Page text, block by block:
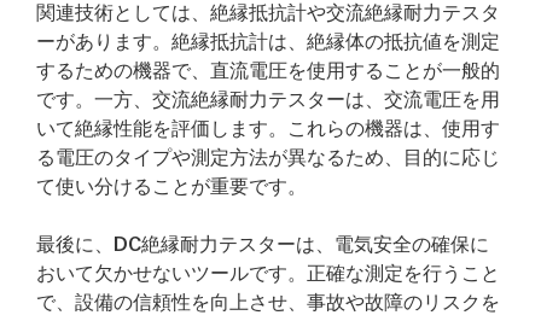
関連技術としては、絶縁抵抗計や交流絶縁耐力テスタ
ーがあります。絶縁抵抗計は、絶縁体の抵抗値を測定
するための機器で、直流電圧を使用することが一般的
です。一方、交流絶縁耐力テスターは、交流電圧を用
いて絶縁性能を評価します。これらの機器は、使用す
る電圧のタイプや測定方法が異なるため、目的に応じ
て使い分けることが重要です。
最後に、DC絶縁耐力テスターは、電気安全の確保に
おいて欠かせないツールです。正確な測定を行うこと
で、設備の信頼性を向上させ、事故や故障のリスクを